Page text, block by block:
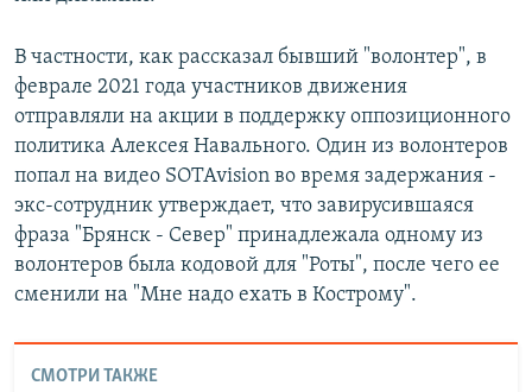
В частности, как рассказал бывший "волонтер", в
феврале 2021 года участников движения
отправляли на акции в поддержку оппозиционного
политика Алексея Навального. Один из волонтеров
попал на видео SOTAvision во время задержания -
экс-сотрудник утверждает, что завирусившаяся
фраза "Брянск - Север" принадлежала одному из
волонтеров была кодовой для "Роты", после чего ее
сменили на "Мне надо ехать в Кострому".
СМОТРИ ТАКЖЕ